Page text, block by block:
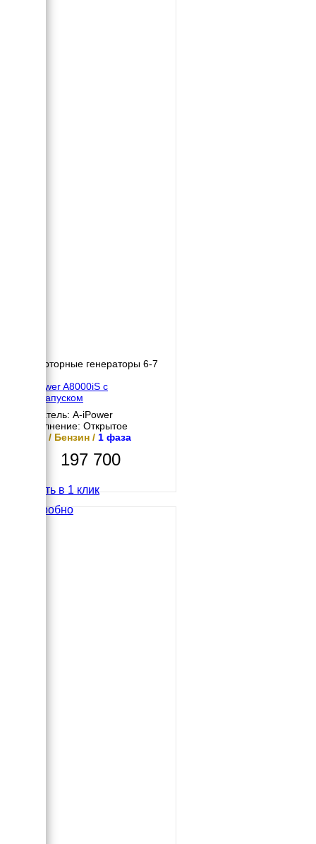
Инверторные генераторы 6-7
A-iPower A8000iS с
автозапуском
Двигатель: A-iPower
Исполнение: Открытое
7 кВт / Бензин / 1 фаза
197 700
Купить в 1 клик
Подробно